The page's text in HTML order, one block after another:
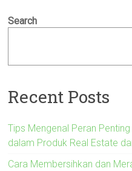
Search
Recent Posts
Tips Mengenal Peran
dalam Produk Real Estate
Cara Membersihkan dan